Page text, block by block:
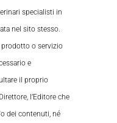
specialisti in
nel sito stesso.
prodotto o servizio
e
il proprio
l’Editore che
dei contenuti, né